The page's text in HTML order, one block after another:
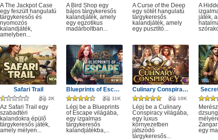
A The Jackpot Case
egy feszült hangulatú
tárgykeresős és
nyomozós
kalandjáték,
amelyben...
A Bird Shop egy
bájos tárgykeresős
kalandjáték, amely
egy egzotikus
madárboltban...
A Curse of the Deep
egy sötét hangulatú
tárgykeresős
kalandjáték, amely
egy pusztító...
A
játék,
Safari Trail
2K
Az Safari Trail egy
szabadtéri
kalandokra épülő
tárgykeresős játék,
amely mélyen...
Blueprints of Escape
11K
Lépj be a Blueprints
of Escape világába,
egy izgalmas
tárgykeresős
kalandjátékba,...
Culinary Conspiracy
10K
Lépj be a Culinary
Conspiracy világába,
egy luxus
környezetben
játszódó
tárgykeresős...
egy